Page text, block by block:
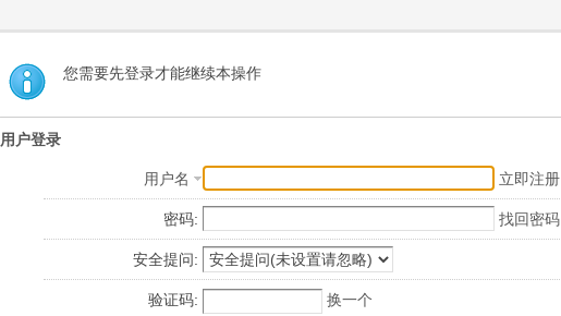
您需要先登录才能继续本操作
用户登录
用户名 立即注册
密码: 找回密码
安全提问:
验证码:
换一个